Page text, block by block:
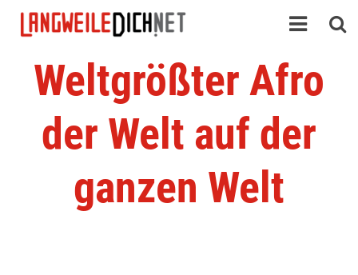
Weltgrößter Afro
der Welt auf der
ganzen Welt